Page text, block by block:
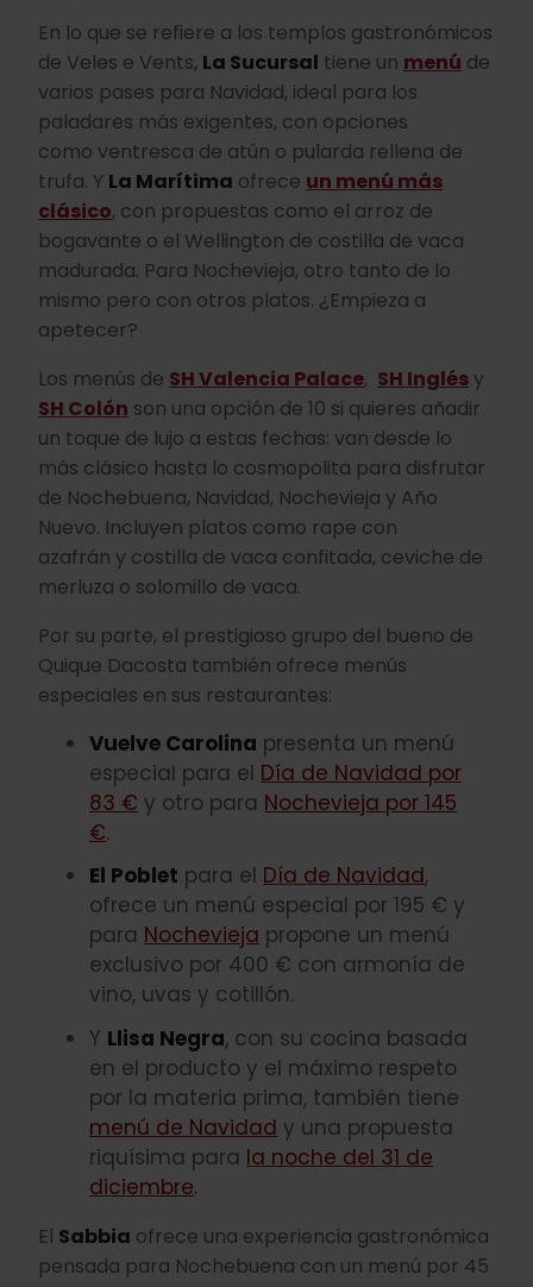
En lo que se refiere a los templos gastronómicos
de Veles e Vents, La Sucursal tiene un menú de
varios pases para Navidad, ideal para los
paladares más exigentes, con opciones
como ventresca de atún o pularda rellena de
trufa. Y La Marítima ofrece un menú más
clásico, con propuestas como el arroz de
bogavante o el Wellington de costilla de vaca
madurada. Para Nochevieja, otro tanto de lo
mismo pero con otros platos. ¿Empieza a
apetecer?
Los menús de SH Valencia Palace, SH Inglésy
SH Colón son una opción de 10 si quieres añadir
un toque de lujo a estas fechas: van desde lo
más clásico hasta lo cosmopolita para disfrutar
de Nochebuena, Navidad, Nochevieja y Año
Nuevo. Incluyen platos como rape con
azafrán y costilla de vaca confitada, ceviche de
merluza o solomillo de vaca.
Por su parte, el prestigioso grupo del bueno de
Quique Dacosta también ofrece menús
especiales en sus restaurantes:
Vuelve Carolina presenta un menú
especial para el Día de Navidad por
83 € y otro para Nochevieja por 145
€.
El Poblet para el Día de Navidad,
ofrece un menú especial por 195 € y
para Nochevieja propone un menú
exclusivo por 400 € con armonía de
vino, uvas y cotillón.
Y Llisa Negra, con su cocina basada
en el producto y el máximo respeto
por la materia prima, también tiene
menú de Navidad y una propuesta
riquísima para la noche del 31 de
diciembre.
El Sabbia ofrece una experiencia gastronómica
pensada para Nochebuena con un menú por 45